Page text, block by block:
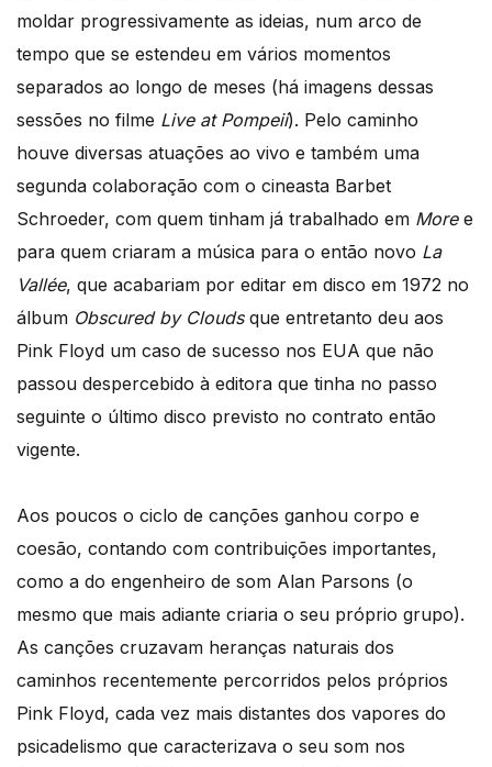
moldar progressivamente as ideias, num arco de
tempo que se estendeu em vários momentos
separados ao longo de meses (há imagens dessas
sessões no filme Live at Pompeii). Pelo caminho
houve diversas atuações ao vivo e também uma
segunda colaboração com o cineasta Barbet
Schroeder, com quem tinham já trabalhado em Moree
para quem criaram a música para o então novo La
Vallée, que acabariam por editar em disco em 1972 no
álbum Obscured by Cloudsque entretanto deu aos
Pink Floyd um caso de sucesso nos EUA que não
passou despercebido à editora que tinha no passo
seguinte o último disco previsto no contrato então
vigente.
Aos poucos o ciclo de canções ganhou corpo e
coesão, contando com contribuições importantes,
como a do engenheiro de som Alan Parsons (o
mesmo que mais adiante criaria o seu próprio grupo).
As canções cruzavam heranças naturais dos
caminhos recentemente percorridos pelos próprios
Pink Floyd, cada vez mais distantes dos vapores do
psicadelismo que caracterizava o seu som nos